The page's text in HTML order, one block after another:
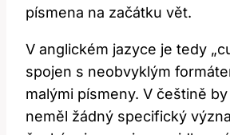
písmena na začátku vět.
V anglickém jazyce je tedy
spojen s neobvyklým
malými písmeny. V češtině
neměl žádný specifický